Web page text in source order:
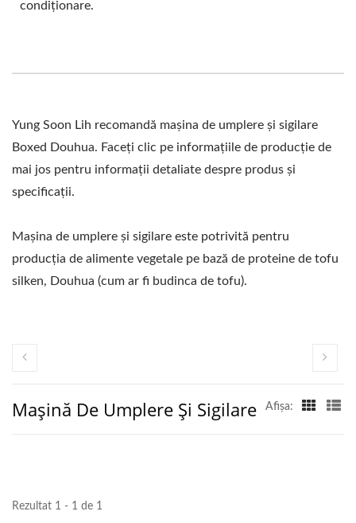
condiționare.
Yung Soon Lih recomandă mașina de umplere și sigilare
Boxed Douhua. Faceți clic pe informațiile de producție de
mai jos pentru informații detaliate despre produs și
specificații.
Mașina de umplere și sigilare este potrivită pentru
producția de alimente vegetale pe bază de proteine de tofu
silken, Douhua (cum ar fi budinca de tofu).
Mașină De Umplere Și Sigilare Afişa:
Rezultat 1 - 1 de 1